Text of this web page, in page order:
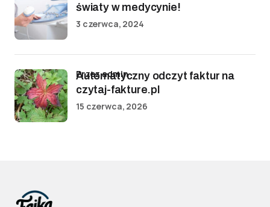
światy w medycynie!
3 czerwca, 2024
Automatyczny odczyt faktur na
czytaj-fakture.pl
przez admin
15 czerwca, 2026